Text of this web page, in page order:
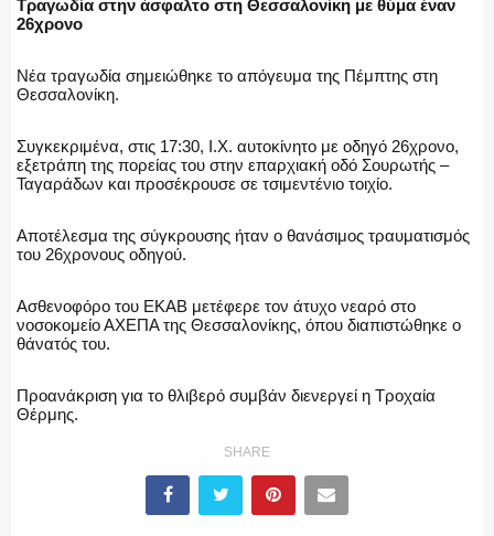
ΠΥΡΟΣΒΕΣΤΙΚΗ
ΛΙΜΕΝΙΚΟ
ΕΝΟΠΛΕΣ ΔΥΝΑΜΕΙΣ
ΕΚΑΒ
ΑΣΤΥΝΟΜΙΚΟ ΡΕΠΟΡΤΑΖ
Τραγωδία στην άσφαλτο στη Θεσσαλονίκη με θύμα έναν
26χρονο
Νέα τραγωδία σημειώθηκε το απόγευμα της Πέμπτης στη
Θεσσαλονίκη.
Συγκεκριμένα, στις 17:30, Ι.Χ. αυτοκίνητο με οδηγό 26χρονο,
εξετράπη της πορείας του στην επαρχιακή οδό Σουρωτής –
Ταγαράδων και προσέκρουσε σε τσιμεντένιο τοιχίο.
Αποτέλεσμα της σύγκρουσης ήταν ο θανάσιμος τραυματισμός
του 26χρονους οδηγού.
Ασθενοφόρο του ΕΚΑΒ μετέφερε τον άτυχο νεαρό στο
νοσοκομείο ΑΧΕΠΑ της Θεσσαλονίκης, όπου διαπιστώθηκε ο
θάνατός του.
Προανάκριση για το θλιβερό συμβάν διενεργεί η Τροχαία
Θέρμης.
SHARE